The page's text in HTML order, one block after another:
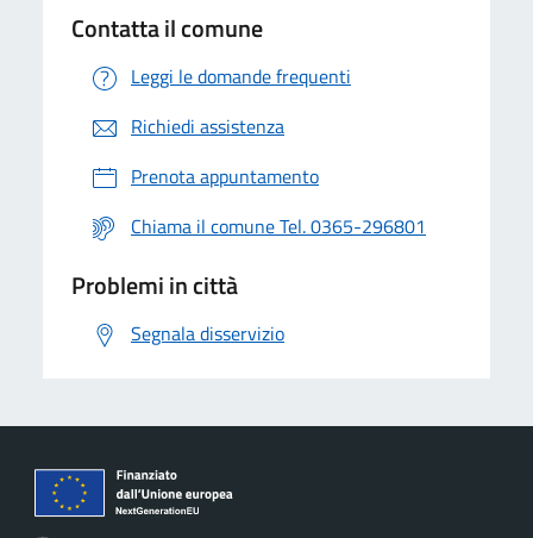
Contatta il comune
Leggi le domande frequenti
Richiedi assistenza
Prenota appuntamento
Chiama il comune Tel. 0365-296801
Problemi in città
Segnala disservizio